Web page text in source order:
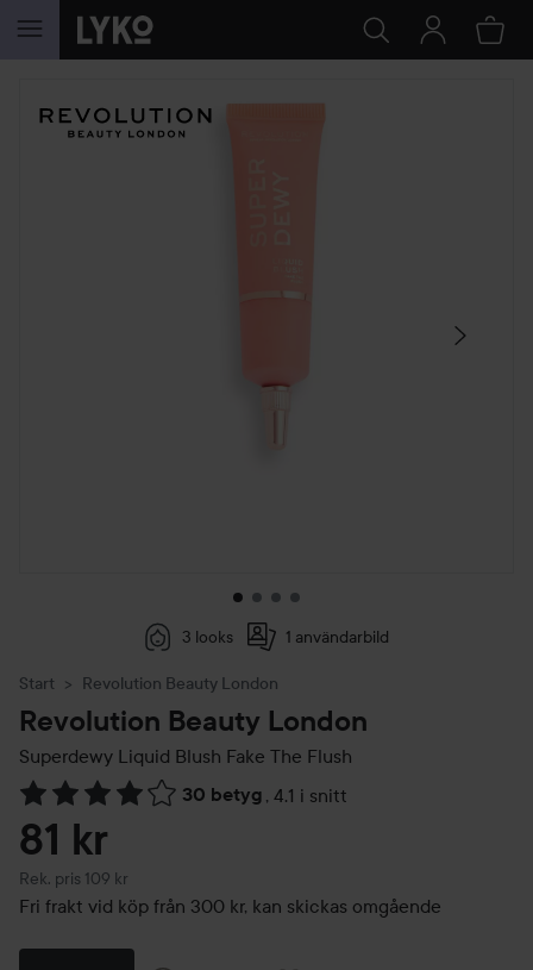
HOPPA TILL INNEHÅLLET
HOPPA ÖVER SEKTIONEN
3 looks 1 användarbild
Start Revolution Beauty London
Revolution Beauty London
Superdewy Liquid Blush Fake The Flush
30 betyg , 4.1 i snitt
Hoppa till Betyg & kommentarer
81 kr
Rek. pris 109 kr
Rekommenderat pris 109 kr
Fri frakt vid köp från 300 kr, kan skickas omgående